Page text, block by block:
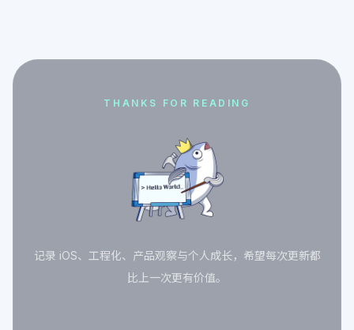
THANKS FOR READING
记录 iOS、工程化、产品观察与个人成长，希望每次更新都
比上一次更有价值。